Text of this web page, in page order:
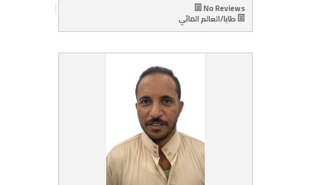
No Reviews
طابا/العالم المائي